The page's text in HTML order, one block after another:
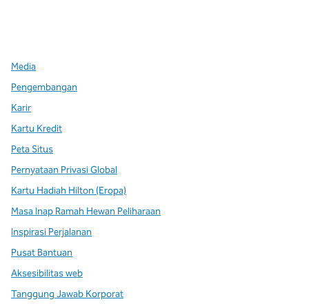
Media
Pengembangan
Karir
Kartu Kredit
Peta Situs
Pernyataan Privasi Global
Kartu Hadiah Hilton (Eropa)
Masa Inap Ramah Hewan Peliharaan
Inspirasi Perjalanan
Pusat Bantuan
Aksesibilitas web
Tanggung Jawab Korporat